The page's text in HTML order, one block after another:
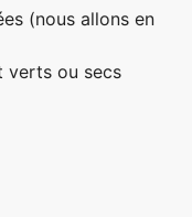
(nous allons en
verts ou secs